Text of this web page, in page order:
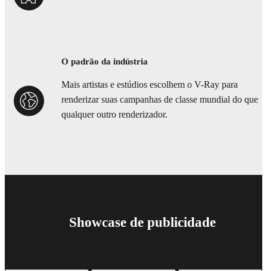
O padrão da indústria
Mais artistas e estúdios escolhem o V-Ray para
renderizar suas campanhas de classe mundial do que
qualquer outro renderizador.
Showcase de publicidade